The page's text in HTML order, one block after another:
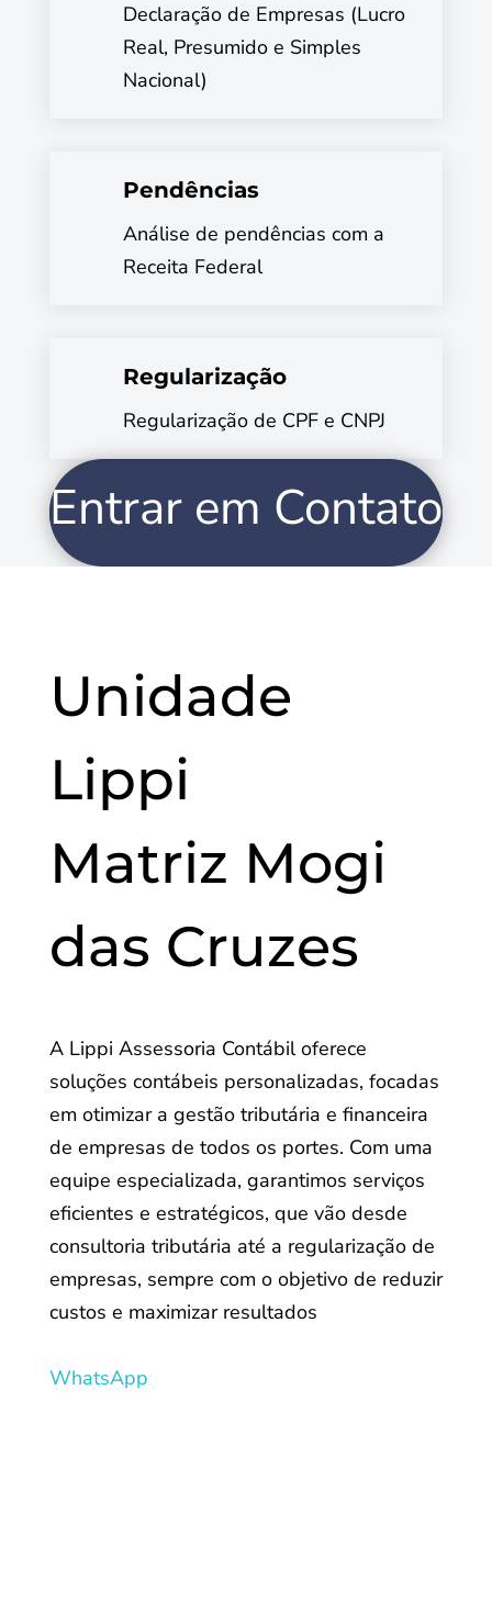
Declaração de Empresas (Lucro
Real, Presumido e Simples
Nacional)
Pendências
Análise de pendências com a
Receita Federal
Regularização
Regularização de CPF e CNPJ
Entrar em Contato
Unidade
Lippi
Matriz Mogi
das Cruzes
A Lippi Assessoria Contábil oferece
soluções contábeis personalizadas, focadas
em otimizar a gestão tributária e financeira
de empresas de todos os portes. Com uma
equipe especializada, garantimos serviços
eficientes e estratégicos, que vão desde
consultoria tributária até a regularização de
empresas, sempre com o objetivo de reduzir
custos e maximizar resultados
WhatsApp